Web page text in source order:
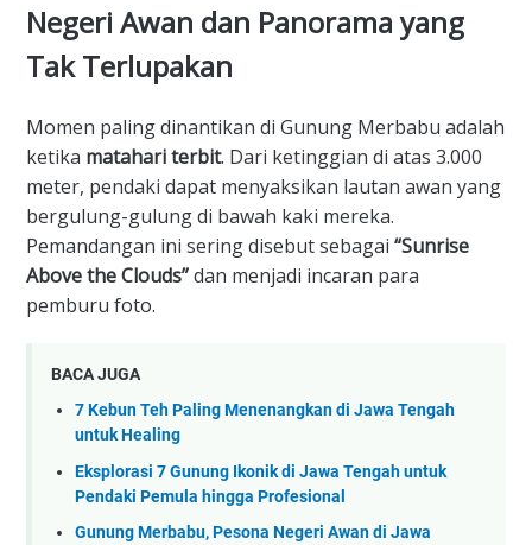
​Negeri Awan dan Panorama yang
Tak Terlupakan
​Momen paling dinantikan di Gunung Merbabu adalah
ketika matahari terbit. Dari ketinggian di atas 3.000
meter, pendaki dapat menyaksikan lautan awan yang
bergulung-gulung di bawah kaki mereka.
Pemandangan ini sering disebut sebagai “Sunrise
Above the Clouds”dan menjadi incaran para
pemburu foto.
BACA JUGA
7 Kebun Teh Paling Menenangkan di Jawa Tengah
untuk Healing
Eksplorasi 7 Gunung Ikonik di Jawa Tengah untuk
Pendaki Pemula hingga Profesional
Gunung Merbabu, Pesona Negeri Awan di Jawa